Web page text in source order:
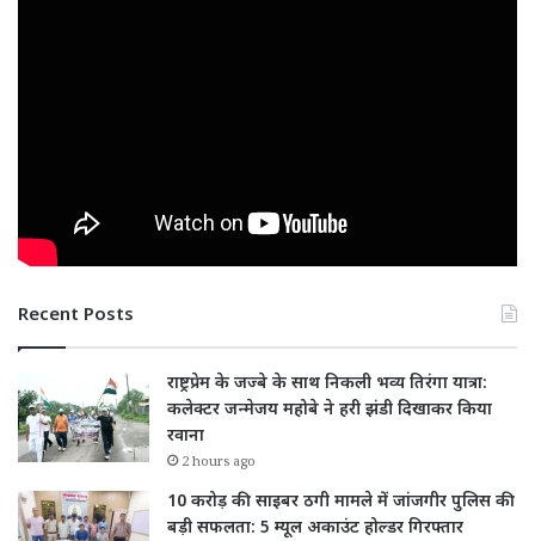
Recent Posts
राष्ट्रप्रेम के जज्बे के साथ निकली भव्य तिरंगा यात्रा:
कलेक्टर जन्मेजय महोबे ने हरी झंडी दिखाकर किया
रवाना
2 hours ago
10 करोड़ की साइबर ठगी मामले में जांजगीर पुलिस की
बड़ी सफलता: 5 म्यूल अकाउंट होल्डर गिरफ्तार